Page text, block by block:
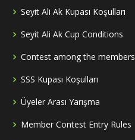
Seyit Ali Ak Kupası Koşulları
Seyit Ali Ak Cup Conditions
Contest among the members
SSS Kupası Koşulları
Üyeler Arası Yarışma
Member Contest Entry Rules